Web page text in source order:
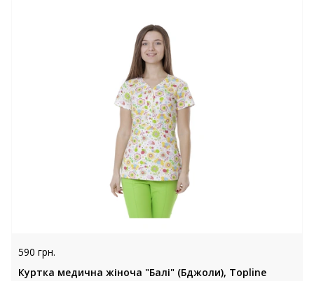
590 грн.
Куртка медична жіноча "Балі" (Бджоли), Topline